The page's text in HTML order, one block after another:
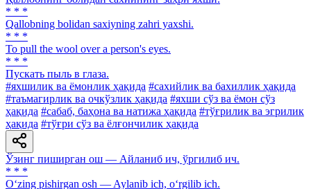
* * *
Qallobning bolidan saxiyning zahri yaxshi.
* * *
То pull the wool over a person's eyes.
* * *
Пускать пыль в глаза.
#яхшилик ва ёмонлик ҳақида #сахийлик ва бахиллик ҳақида
#таъмагирлик ва очкўзлик ҳақида #яхши сўз ва ёмон сўз
ҳақида #сабаб, баҳона ва натижа ҳақида #тўғрилик ва эгрилик
ҳақида #тўғри сўз ва ёлғончилик ҳақида
Ўзинг пиширган ош — Айланиб ич, ўргилиб ич.
* * *
O‘zing pishirgan osh — Aylanib ich, o‘rgilib ich.